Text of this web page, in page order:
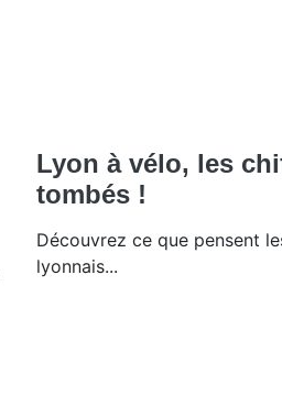
Lyon à vélo, les
tombés !
Découvrez ce que pensent
lyonnais...